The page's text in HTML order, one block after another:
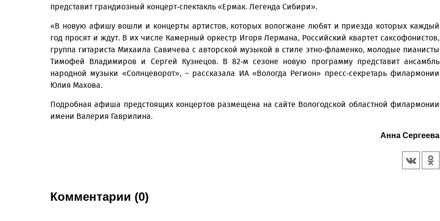
представит грандиозный концерт-спектакль «Ермак. Легенда Сибири».
«В новую афишу вошли и концерты артистов, которых вологжане любят и приезда которых каждый
год просят и ждут. В их числе Камерный оркестр Игоря Лермана, Российский квартет саксофонистов,
группа гитариста Михаила Савичева с авторской музыкой в стиле этно-фламенко, молодые пианисты
Тимофей Владимиров и Сергей Кузнецов. В 82-м сезоне новую программу представит ансамбль
народной музыки «Солнцеворот», – рассказала ИА «Вологда Регион» пресс-секретарь филармонии
Юлия Махова.
Подробная афиша предстоящих концертов размещена на сайте Вологодской областной филармонии
имени Валерия Гаврилина.
Анна Сергеева
Комментарии (0)